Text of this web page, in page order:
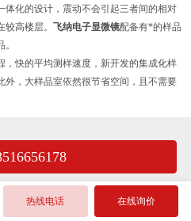
体化的设计，震动不会引起三者间的相对
高楼层。 飞纳电子显微镜配备有*的样品
快的平均测样速度，新开发的集成化样
外，大样品室依然很节省空间，且不需要
热线电话 在线询价